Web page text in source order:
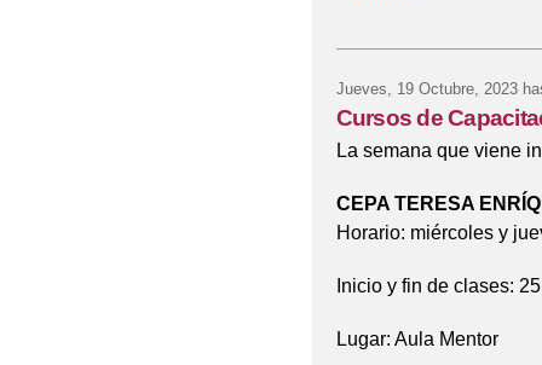
Jueves, 19 Octubre, 2023
Cursos de
La semana que viene
CEPA TERESA
Horario: miércoles y
Inicio y fin de clases:
Lugar: Aula Mentor